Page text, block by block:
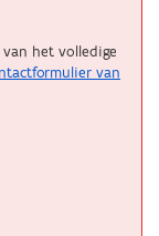
het volledige
van